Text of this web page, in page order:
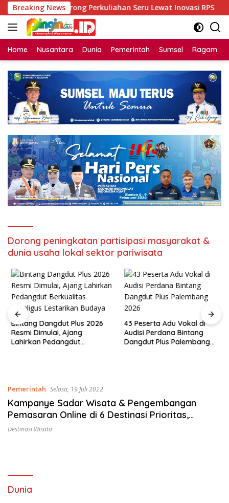
Langsung
ke
konten
Breaking News
Unsri Dorong Perkuliahan Seru Lewat Inovasi RPS
Home Nusantara Dunia Pemerintah Sumsel Ragam
Dorong peningkatan partisipasi masyarakat &
dunia usaha lokal sektor pariwisata
Bintang Dangdut Plus 2026
Resmi Dimulai, Ajang
Lahirkan Pedangdut
43 Peserta Adu Vokal di
Audisi Perdana Bintang
Dangdut Plus Palembang
Pemerintah Selasa, 19 Juli 2022
Kampanye Sadar Wisata & Pengembangan
Pemasaran Online di 6 Destinasi Prioritas,
Dorong peningkatan partisipasi masyarakat &
Destinasi Wisata
Dunia